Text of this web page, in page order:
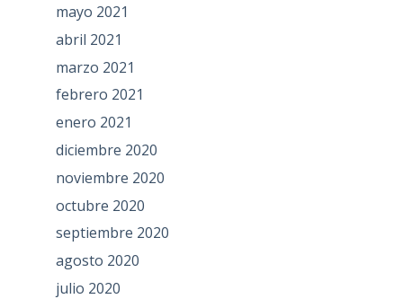
mayo 2021
abril 2021
marzo 2021
febrero 2021
enero 2021
diciembre 2020
noviembre 2020
octubre 2020
septiembre 2020
agosto 2020
julio 2020